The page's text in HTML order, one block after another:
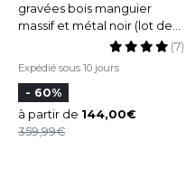
gravées bois manguier
massif et métal noir (lot de
Expédié sous 10 jours
(7)
- 60%
à partir de 144,00
359,99